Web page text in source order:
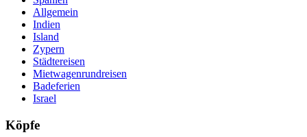
Allgemein
Indien
Island
Zypern
Städtereisen
Mietwagenrundreisen
Badeferien
Israel
Köpfe